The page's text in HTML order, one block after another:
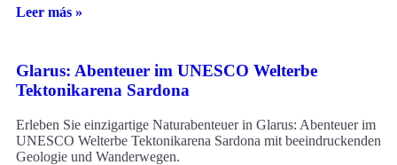
Leer más »
Glarus: Abenteuer im UNESCO Welterbe
Tektonikarena Sardona
Erleben Sie einzigartige Naturabenteuer in Glarus: Abenteuer im
UNESCO Welterbe Tektonikarena Sardona mit beeindruckenden
Geologie und Wanderwegen.